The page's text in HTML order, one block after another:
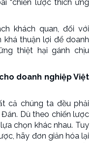
“chiến lược thích ứng
khách quan, đối với
khá thuận lợi để doanh
thiệt hại gánh chịu
doanh nghiệp Việt
cả chúng ta đều phải
Dù theo chiến lược
chọn khác nhau. Tuy
hãy đơn giản hóa lại